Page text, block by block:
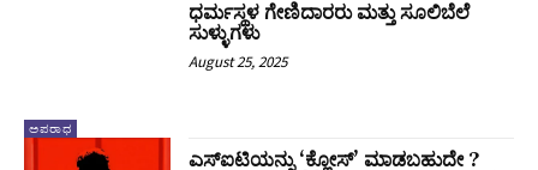
ಅಪರಾಧ
ಧರ್ಮಸ್ಥಳ ಗೇಣಿದಾರರು ಮತ್ತು ಸೂಲಿಬೆಲೆ
ಸುಳ್ಳುಗಳು
August 25, 2025
ಎಸ್ಐಟಿಯನ್ನು ‘ಕ್ಲೋಸ್’ ಮಾಡಬಹುದೇ ?